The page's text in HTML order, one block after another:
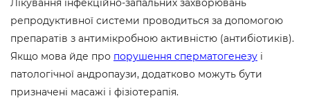
Лікування інфекційно-запальних захворювань
репродуктивної системи проводиться за допомогою
препаратів з антимікробною активністю (антибіотиків).
Якщо мова йде про порушення сперматогенезу і
патологічної андропаузи, додатково можуть бути
призначені масажі і фізіотерапія.